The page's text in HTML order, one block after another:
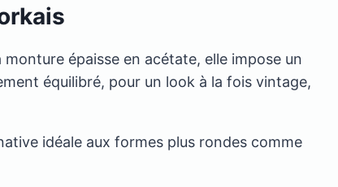
épaisse en acétate, elle impose un
équilibré, pour un look à la fois vintage,
idéale aux formes plus rondes comme